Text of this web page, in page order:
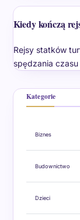
Kiedy kończą
Rejsy statków
spędzania
Kategorie
Biznes
Budownictwo
Dzieci